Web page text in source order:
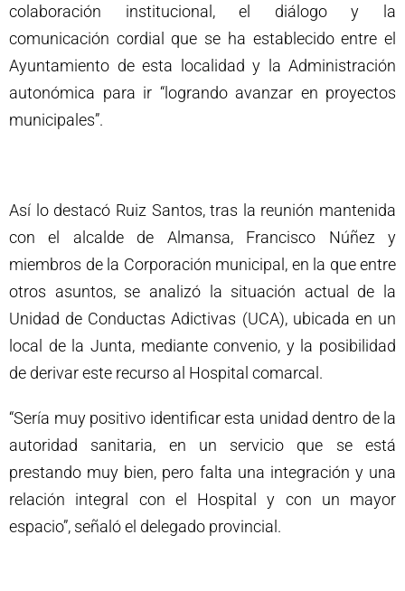
colaboración institucional, el diálogo y la
comunicación cordial que se ha establecido entre el
Ayuntamiento de esta localidad y la Administración
autonómica para ir “logrando avanzar en proyectos
municipales”.
Así lo destacó Ruiz Santos, tras la reunión mantenida
con el alcalde de Almansa, Francisco Núñez y
miembros de la Corporación municipal, en la que entre
otros asuntos, se analizó la situación actual de la
Unidad de Conductas Adictivas (UCA), ubicada en un
local de la Junta, mediante convenio, y la posibilidad
de derivar este recurso al Hospital comarcal.
“Sería muy positivo identificar esta unidad dentro de la
autoridad sanitaria, en un servicio que se está
prestando muy bien, pero falta una integración y una
relación integral con el Hospital y con un mayor
espacio”, señaló el delegado provincial.